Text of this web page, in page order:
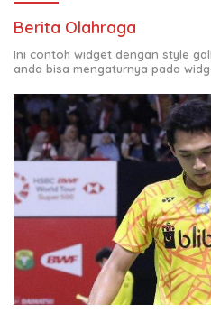
Berita Olahraga
Ini contoh widget dengan style
anda bisa mengaturnya pada